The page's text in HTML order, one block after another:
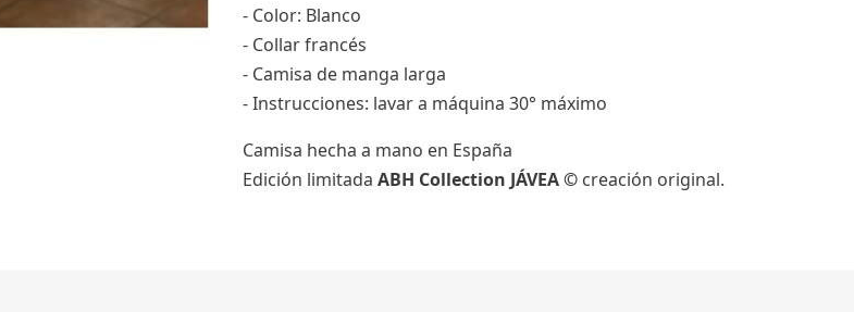
- Color: Blanco
- Collar francés
- Camisa de manga larga
- Instrucciones: lavar a máquina 30° máximo
Camisa hecha a mano en España
Edición limitada ABH Collection JÁVEA © creación original.